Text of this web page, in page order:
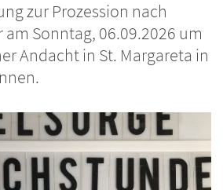
zur Prozession nach
Sonntag, 06.09.2026 um
Andacht in St. Margareta in